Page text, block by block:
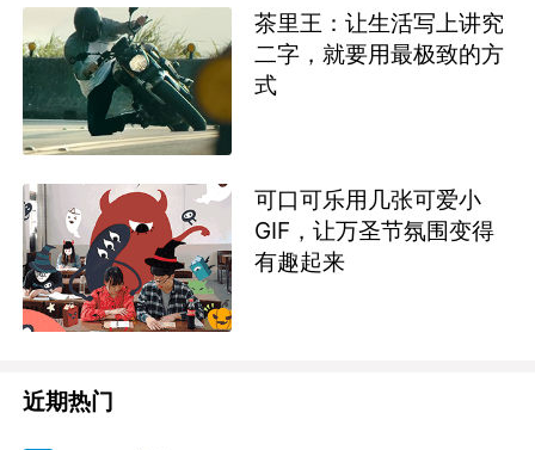
茶里王：让生活写上讲究
二字，就要用最极致的方
式
可口可乐用几张可爱小
GIF，让万圣节氛围变得
有趣起来
近期热门